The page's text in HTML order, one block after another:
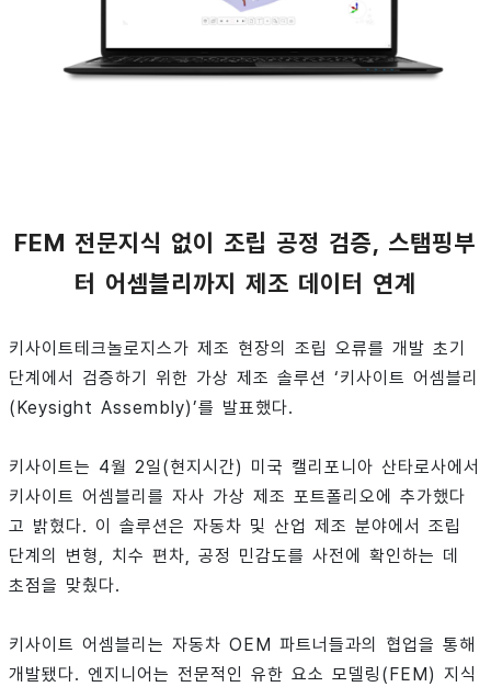
FEM 전문지식 없이 조립 공정 검증, 스탬핑부
터 어셈블리까지 제조 데이터 연계
키사이트테크놀로지스가 제조 현장의 조립 오류를 개발 초기
단계에서 검증하기 위한 가상 제조 솔루션 ‘키사이트 어셈블리
(Keysight Assembly)’를 발표했다.
키사이트는 4월 2일(현지시간) 미국 캘리포니아 산타로사에서
키사이트 어셈블리를 자사 가상 제조 포트폴리오에 추가했다
고 밝혔다. 이 솔루션은 자동차 및 산업 제조 분야에서 조립
단계의 변형, 치수 편차, 공정 민감도를 사전에 확인하는 데
초점을 맞췄다.
키사이트 어셈블리는 자동차 OEM 파트너들과의 협업을 통해
개발됐다. 엔지니어는 전문적인 유한 요소 모델링(FEM) 지식